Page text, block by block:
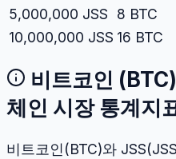
5,000,000 JSS 8 BTC
10,000,000 JSS 16 BTC
비트코인 ( BTC
체인 시장 통계지
비트코인 (BTC)와 JSS(JSS